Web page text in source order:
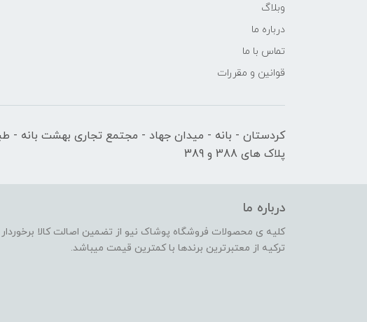
وبلاگ
درباره ما
تماس با ما
قوانین و مقررات
کردستان - بانه - میدان جهاد - مجتمع تجاری بهشت بانه -
پلاک های 388 و 389
درباره ما
کلیه ی محصولات فروشگاه پوشاک نیو از تضمین اصالت کالا
ترکیه از معتبرترین برندها با کمترین قیمت میباشد.